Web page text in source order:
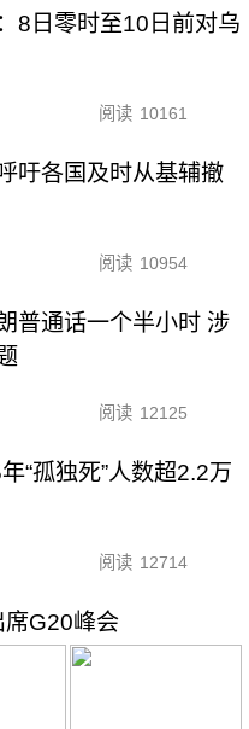
8日零时至10日前对乌
阅读 10161
吁各国及时从基辅撤
阅读 10954
普通话一个半小时 涉
阅读 12125
“孤独死”人数超2.2万
阅读 12714
席G20峰会